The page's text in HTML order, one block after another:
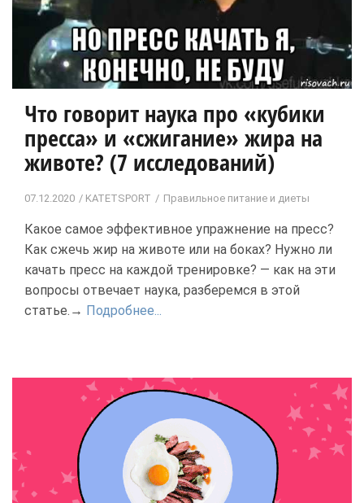
Что говорит наука про «кубики
пресса» и «сжигание» жира на
животе? (7 исследований)
07.12.2020 KATETSPORT Правильное питание и диеты
Какое самое эффективное упражнение на пресс?
Как сжечь жир на животе или на боках? Нужно ли
качать пресс на каждой тренировке? — как на эти
вопросы отвечает наука, разберемся в этой
статье.→ Подробнее...